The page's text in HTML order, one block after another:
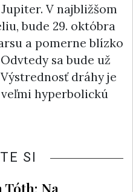
V najbližšom
bude 29. októbra
a pomerne blízko
sa bude už
dráhy je
hyperbolickú
SI
Na